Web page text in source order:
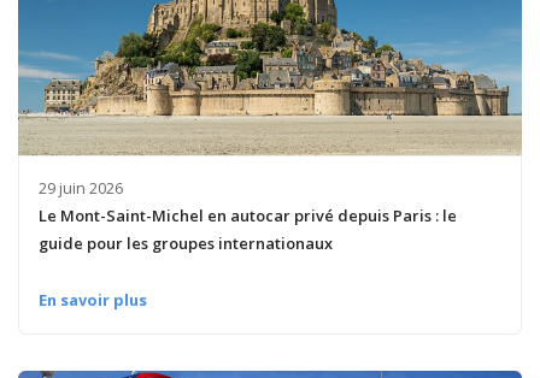
29 juin 2026
Le Mont-Saint-Michel en autocar privé depuis Paris : le
guide pour les groupes internationaux
En savoir plus